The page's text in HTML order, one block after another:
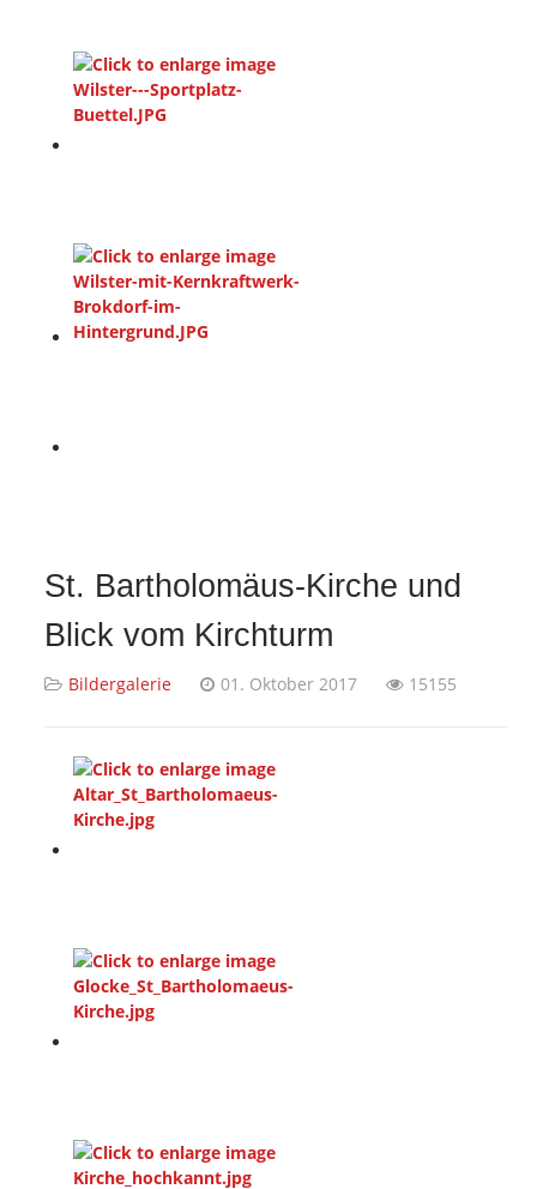
St. Bartholomäus-Kirche und
Blick vom Kirchturm
Bildergalerie 01. Oktober 2017 15155